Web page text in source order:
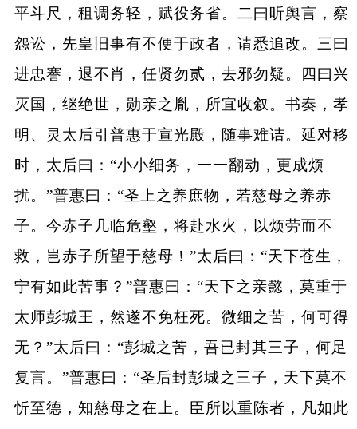
平斗尺，租调务轻，赋役务省。二曰听舆言，察
怨讼，先皇旧事有不便于政者，请悉追改。三曰
进忠謇，退不肖，任贤勿贰，去邪勿疑。四曰兴
灭国，继绝世，勋亲之胤，所宜收叙。书奏，孝
明、灵太后引普惠于宣光殿，随事难诘。延对移
时，太后曰：“小小细务，一一翻动，更成烦
扰。”普惠曰：“圣上之养庶物，若慈母之养赤
子。今赤子几临危壑，将赴水火，以烦劳而不
救，岂赤子所望于慈母！”太后曰：“天下苍生，
宁有如此苦事？”普惠曰：“天下之亲懿，莫重于
太师彭城王，然遂不免枉死。微细之苦，何可得
无？”太后曰：“彭城之苦，吾已封其三子，何足
复言。”普惠曰：“圣后封彭城之三子，天下莫不
忻至德，知慈母之在上。臣所以重陈者，凡如此